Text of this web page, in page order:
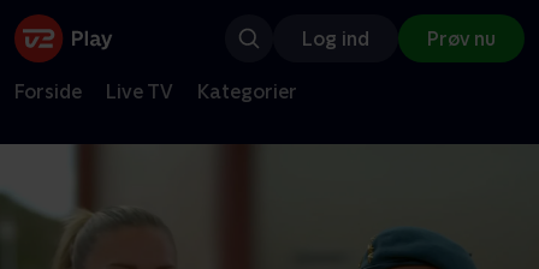
Log ind Prøv nu
Forside Live TV Kategorier